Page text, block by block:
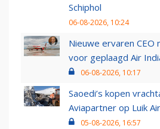
Schiphol
06-08-2026, 10:24
Nieuwe ervaren
voor geplaagd Air
06-08-2026, 10:17
Saoedi’s kopen
Aviapartner op Luik
05-08-2026, 16:57